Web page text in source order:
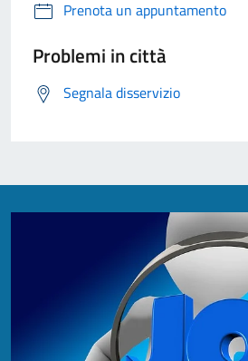
Prenota un appuntamento
Problemi in città
Segnala disservizio